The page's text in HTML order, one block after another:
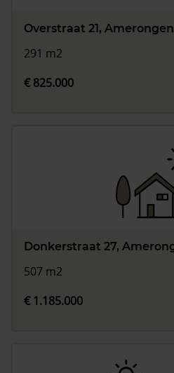
Overstraat 21, Amerongen
291 m2
€ 825.000
Donkerstraat 27,
507 m2
€ 1.185.000